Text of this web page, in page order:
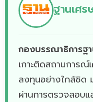
ฐานเศ
กองบรรณาธิการฐ
เกาะติดสถานการณ์
ลงทุนอย่างใกล้ชิด
ผ่านการตรวจสอบ